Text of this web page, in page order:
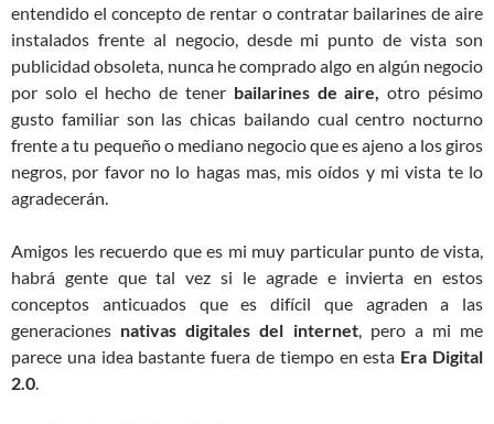
entendido el concepto de rentar o contratar bailarines de aire
instalados frente al negocio, desde mi punto de vista son
publicidad obsoleta, nunca he comprado algo en algún negocio
por solo el hecho de tener bailarines de aire, otro pésimo
gusto familiar son las chicas bailando cual centro nocturno
frente a tu pequeño o mediano negocio que es ajeno a los giros
negros, por favor no lo hagas mas, mis oídos y mi vista te lo
agradecerán.
Amigos les recuerdo que es mi muy particular punto de vista,
habrá gente que tal vez si le agrade e invierta en estos
conceptos anticuados que es difícil que agraden a las
generaciones nativas digitales del internet, pero a mi me
parece una idea bastante fuera de tiempo en esta Era Digital
2.0.